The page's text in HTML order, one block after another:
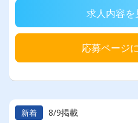
求人内容を
応募ページ
新着 8/9掲載